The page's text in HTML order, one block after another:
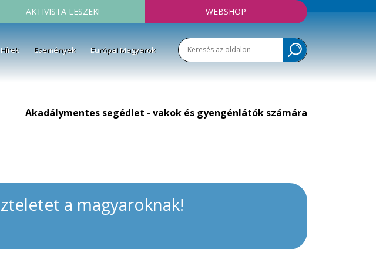
AKTIVISTA LESZEK! WEBSHOP
Hírek Események Európai Magyarok
Akadálymentes segédlet - vakok és gyengénlátók számára
a magyaroknak!